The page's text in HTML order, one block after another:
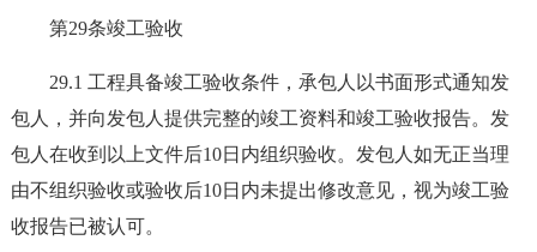
第29条竣工验收
29.1 工程具备竣工验收条件，承包人以书面形式通知发
包人，并向发包人提供完整的竣工资料和竣工验收报告。发
包人在收到以上文件后10日内组织验收。发包人如无正当理
由不组织验收或验收后10日内未提出修改意见，视为竣工验
收报告已被认可。